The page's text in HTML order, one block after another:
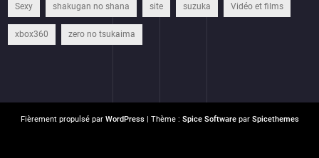
Sexy shakugan no shana site suzuka Vidéo et films
xbox360 zero no tsukaima
Fièrement propulsé par WordPress| Thème : Spice Softwarepar Spicethemes